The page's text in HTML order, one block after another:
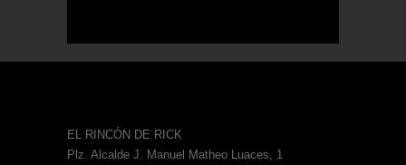
EL RINCÓN DE RICK
Plz. Alcalde J. Manuel Matheo Luaces, 1